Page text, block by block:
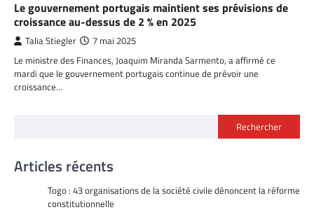
Le gouvernement portugais maintient ses prévisions de
croissance au-dessus de 2 % en 2025
Talia Stiegler 7 mai 2025
Le ministre des Finances, Joaquim Miranda Sarmento, a affirmé ce
mardi que le gouvernement portugais continue de prévoir une
croissance…
Rechercher
Articles récents
Togo : 43 organisations de la société civile dénoncent la réforme
constitutionnelle